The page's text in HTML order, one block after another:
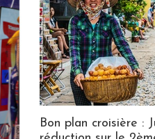
Bon plan croisière :